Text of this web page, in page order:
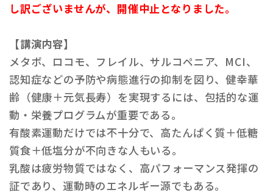
し訳ございませんが、開催中止となりました。
【講演内容】
メタボ、ロコモ、フレイル、サルコペニア、MCI、
認知症などの予防や病態進行の抑制を図り、健幸華
齢（健康＋元気長寿）を実現するには、包括的な運
動・栄養プログラムが重要である。
有酸素運動だけでは不十分で、高たんぱく質＋低糖
質食＋低塩分が不向きな人もいる。
乳酸は疲労物質ではなく、高パフォーマンス発揮の
証であり、運動時のエネルギー源でもある。